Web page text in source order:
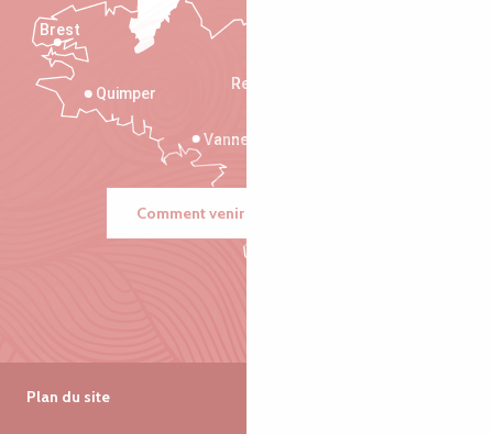
Rennes
Vannes
Quimper
Brest
Comment venir ?
Plan du site